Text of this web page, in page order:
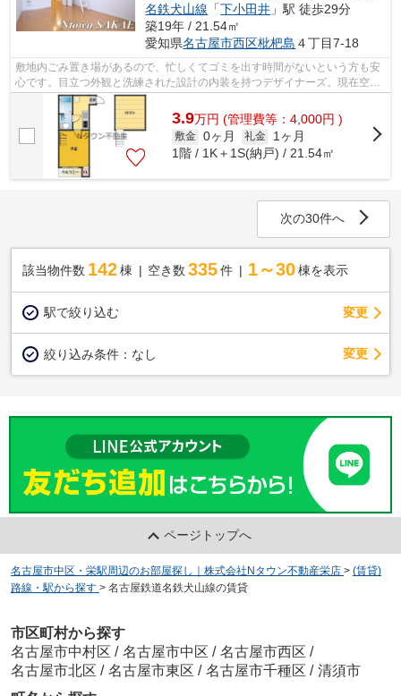
名鉄犬山線 「下小田井 」駅 徒歩29分
築19年 / 21.54㎡
愛知県名古屋市西区枇杷島 ４丁目7-18
敷地内ごみ置き場があるので、忙しくてゴミを出す時間がないという方も安
心です。目立つ外観と洗練された設計の内装を持つデザイナーズ。現在空家
なので、すぐにご案内できます。こだ...
3.9万円 (管理費等：4,000円 )
敷金 0ヶ月 礼金
1ヶ月
1階 / 1K＋1S(納戸) / 21.54㎡
次の30件へ
該当物件数 142棟 空き数 335 件 1～30 棟を表示
駅で絞り込む 変更
絞り込み条件： なし 変更
ページトップへ
名古屋市中区・栄駅周辺のお部屋探し｜株式会社Nタウン不動産栄店 > (賃貸)
路線・駅から探す > 名古屋鉄道名鉄犬山線の賃貸
市区町村から探す
名古屋市中村区 / 名古屋市中区 / 名古屋市西区 /
名古屋市北区 / 名古屋市東区 / 名古屋市千種区 / 清須市